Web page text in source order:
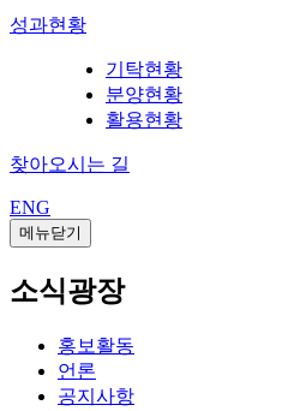
성과현황
기탁현황
분양현황
활용현황
찾아오시는 길
ENG
메뉴닫기
소식광장
홍보활동
언론
공지사항